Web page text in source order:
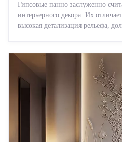
Гипсовые панно заслуженно
интерьерного декора. Их
высокая детализация рельефа,